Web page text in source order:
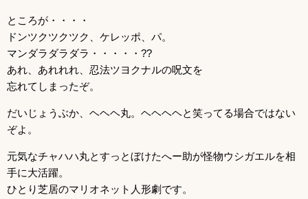
ところが・・・・
ドンツクツクツク、ケレッポ、パ。
マンダラダラダラ・・・・・??
あれ、あれれれ、忍法ツヨクナルの呪文を
忘れてしまったぞ。
だいじょうぶか、ヘヘヘ丸。ヘヘヘヘと笑ってる場合ではない
ぞよ。
元気なチャハハ丸とすっとぼけたへー助が怪物ウシガエルを相
手に大活躍。
ひとり芝居のマリオネット人形劇です。